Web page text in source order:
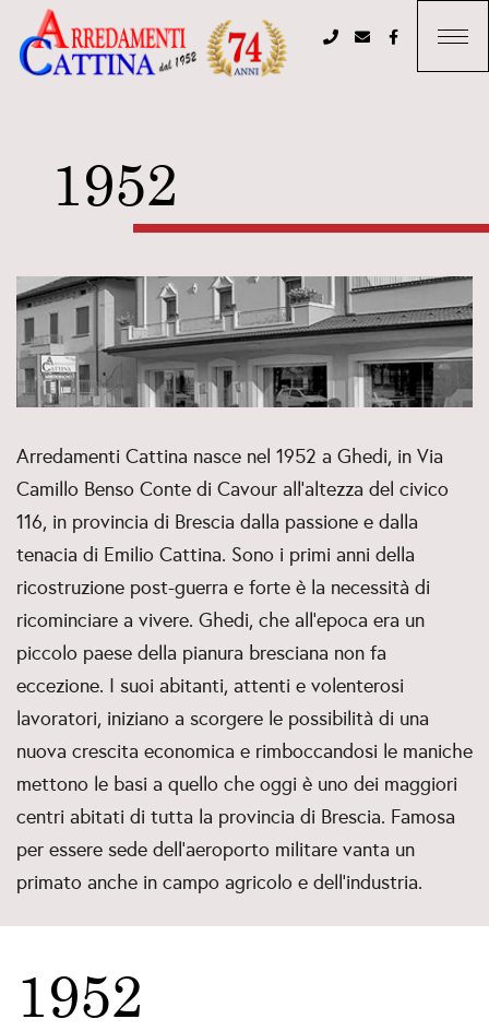
1952
Arredamenti Cattina nasce nel 1952 a Ghedi, in Via
Camillo Benso Conte di Cavour all’altezza del civico
116, in provincia di Brescia dalla passione e dalla
tenacia di Emilio Cattina. Sono i primi anni della
ricostruzione post-guerra e forte è la necessità di
ricominciare a vivere. Ghedi, che all’epoca era un
piccolo paese della pianura bresciana non fa
eccezione. I suoi abitanti, attenti e volenterosi
lavoratori, iniziano a scorgere le possibilità di una
nuova crescita economica e rimboccandosi le maniche
mettono le basi a quello che oggi è uno dei maggiori
centri abitati di tutta la provincia di Brescia. Famosa
per essere sede dell’aeroporto militare vanta un
primato anche in campo agricolo e dell’industria.
1952